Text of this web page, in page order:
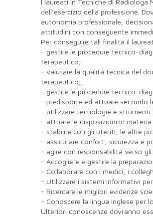
dell’esercizio della professione.
autonomia professionale,
attitudini con conseguente
Per conseguire tali finalità il
- gestire le procedure tecnico-
terapeutico;
- valutare la qualità tecnica del
terapeutico;;
- gestire le procedure tecnico-
- predisporre ed attuare secondo
- utilizzare tecnologie e
- attuare le disposizioni in
- stabilire con gli utenti, le altre
- assicurare confort, sicurezza e
- agire con responsabilità verso
- Accogliere e gestire la
- Collaborare con i medici, i
- Utilizzare i sistemi informativi
- Ricercare le migliori evidenze
- Conoscere la lingua inglese per
Ulteriori conoscenze dovranno